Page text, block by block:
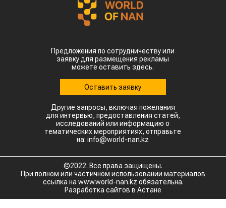
Предложения по сотрудничеству или
заявку для размещения рекламы
можете оставить здесь.
Оставить заявку
Другие запросы, включая пожелания
для интервью, предоставления статей,
исследований или информацию о
тематических мероприятиях, отправьте
на: info@world-nan.kz
©2022. Все права защищены.
При полном или частичном использовании материалов
ссылка на www.world-nan.kz обязательна.
Разработка сайтов в Астане